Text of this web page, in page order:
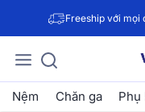
Freeship với mọi
Nệm Chăn ga Phụ